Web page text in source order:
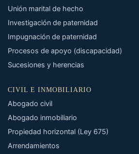
Unión marital de hecho
Investigación de paternidad
Impugnación de paternidad
Procesos de apoyo (discapacidad)
Sucesiones y herencias
CIVIL E INMOBILIARIO
Abogado civil
Abogado inmobiliario
Propiedad horizontal (Ley 675)
Arrendamientos